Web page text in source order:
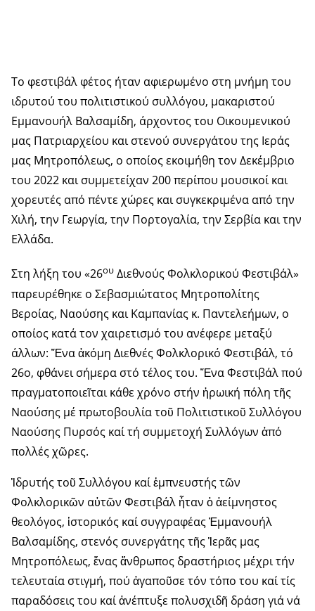
Το φεστιβάλ φέτος ήταν αφιερωμένο στη μνήμη του
ιδρυτού του πολιτιστικού συλλόγου, μακαριστού
Εμμανουήλ Βαλσαμίδη, άρχοντος του Οικουμενικού
μας Πατριαρχείου και στενού συνεργάτου της Ιεράς
μας Μητροπόλεως, ο οποίος εκοιμήθη τον Δεκέμβριο
του 2022 και συμμετείχαν 200 περίπου μουσικοί και
χορευτές από πέντε χώρες και συγκεκριμένα από την
Χιλή, την Γεωργία, την Πορτογαλία, την Σερβία και την
Ελλάδα.
Στη λήξη του «26ου Διεθνούς Φολκλορικού Φεστιβάλ»
παρευρέθηκε ο Σεβασμιώτατος Μητροπολίτης
Βεροίας, Ναούσης και Καμπανίας κ. Παντελεήμων, ο
οποίος κατά τον χαιρετισμό του ανέφερε μεταξύ
άλλων: Ἕνα ἀκόμη Διεθνές Φολκλορικό Φεστιβάλ, τό
26ο, φθάνει σήμερα στό τέλος του. Ἕνα Φεστιβάλ πού
πραγματοποιεῖται κάθε χρόνο στήν ἡρωική πόλη τῆς
Ναούσης μέ πρω­τοβουλία τοῦ Πολιτιστικοῦ Συλ­λόγου
Ναούσης Πυρσός καί τή συμμετοχή Συλλόγων ἀπό
πολλές χῶρες.
Ἱδρυτής τοῦ Συλλόγου καί ἐμπνευστής τῶν
Φολκλορικῶν αὐτῶν Φεστιβάλ ἦταν ὁ ἀείμνη­στος
θεολόγος, ἱστορικός καί συγ­γραφέας Ἐμμανουήλ
Βαλσαμίδης, στενός συνεργάτης τῆς Ἱερᾶς μας
Μητροπόλεως, ἕνας ἄνθρωπος δρα­στήριος μέχρι τήν
τελευταία στιγμή, πού ἀγαποῦσε τόν τόπο του καί τίς
παραδόσεις του καί ἀνέ­πτυξε πολυσχιδῆ δράση γιά νά